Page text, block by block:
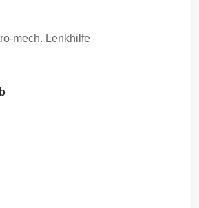
mech. Lenkhilfe